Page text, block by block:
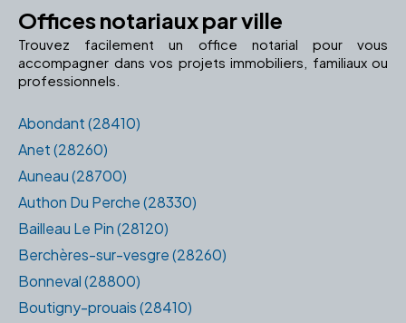
Offices notariaux par ville
Trouvez facilement un office notarial pour vous
accompagner dans vos projets immobiliers, familiaux ou
professionnels.
Abondant (28410)
Anet (28260)
Auneau (28700)
Authon Du Perche (28330)
Bailleau Le Pin (28120)
Berchères-sur-vesgre (28260)
Bonneval (28800)
Boutigny-prouais (28410)